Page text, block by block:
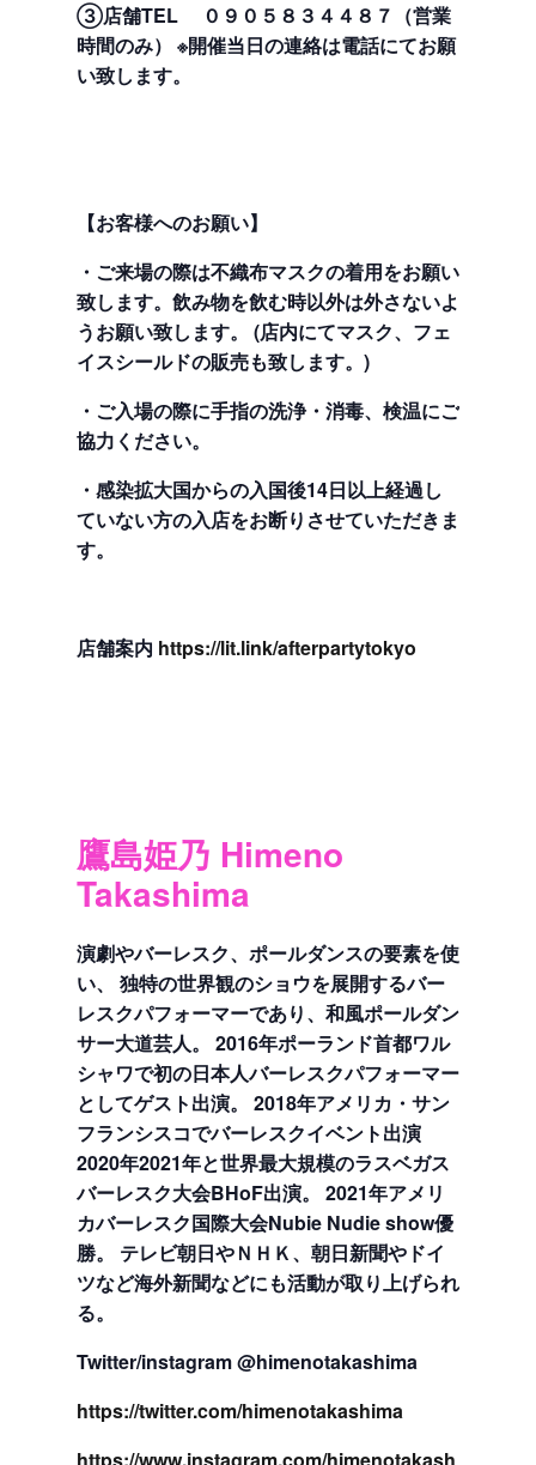
③店舗TEL ０９０５８３４４８７（営業
時間のみ） ※開催当日の連絡は電話にてお願
い致します。
【お客様へのお願い】
・ご来場の際は不織布マスクの着用をお願い
致します。飲み物を飲む時以外は外さないよ
うお願い致します。 (店内にてマスク、フェ
イスシールドの販売も致します。)
・ご入場の際に手指の洗浄・消毒、検温にご
協力ください。
・感染拡大国からの入国後14日以上経過し
ていない方の入店をお断りさせていただきま
す。
店舗案内 https://lit.link/afterpartytokyo
鷹島姫乃 Himeno
Takashima
演劇やバーレスク、ポールダンスの要素を使
い、 独特の世界観のショウを展開するバー
レスクパフォーマーであり、和風ポールダン
サー大道芸人。 2016年ポーランド首都ワル
シャワで初の日本人バーレスクパフォーマー
としてゲスト出演。 2018年アメリカ・サン
フランシスコでバーレスクイベント出演
2020年2021年と世界最大規模のラスベガス
バーレスク大会BHoF出演。 2021年アメリ
カバーレスク国際大会Nubie Nudie show優
勝。 テレビ朝日やＮＨＫ、朝日新聞やドイ
ツなど海外新聞などにも活動が取り上げられ
る。
Twitter/instagram @himenotakashima
https://twitter.com/himenotakashima